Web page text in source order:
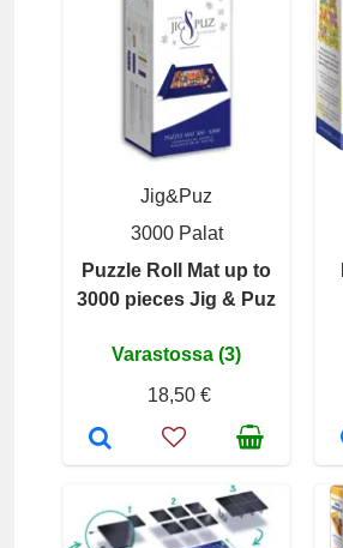
Jig&Puz
3000 Palat
Puzzle Roll Mat up to
3000 pieces Jig & Puz
Varastossa (3)
18,50 €